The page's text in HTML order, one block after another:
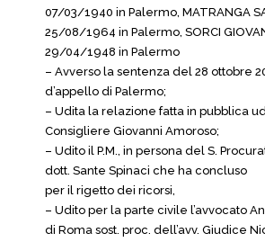
07/03/1940 in Palermo, MATRANGA
25/08/1964 in Palermo, SORCI
29/04/1948 in Palermo
– Avverso la sentenza del 28 ottobre
d’appello di Palermo;
– Udita la relazione fatta in pubblica
Consigliere Giovanni Amoroso;
– Udito il P.M., in persona del S.
dott. Sante Spinaci che ha concluso
per il rigetto dei ricorsi,
– Udito per la parte civile l’avvocato
di Roma sost. proc. dell’avv. Giudice